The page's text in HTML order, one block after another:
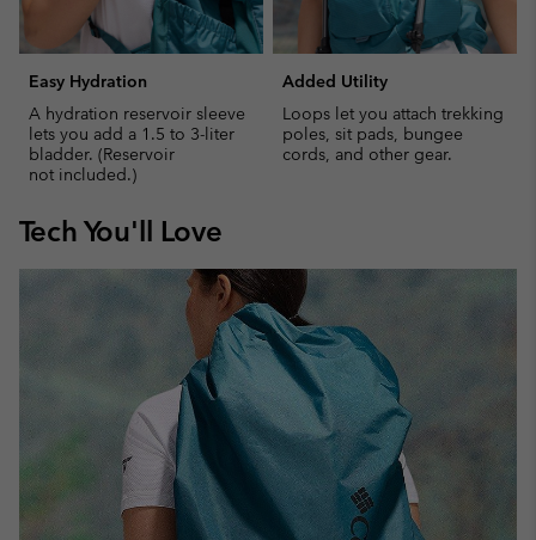
Easy Hydration
A hydration reservoir sleeve
lets you add a 1.5 to 3-liter
bladder. (Reservoir
not included.)
Added Utility
Loops let you attach trekking
poles, sit pads, bungee
cords, and other gear.
Tech You'll Love